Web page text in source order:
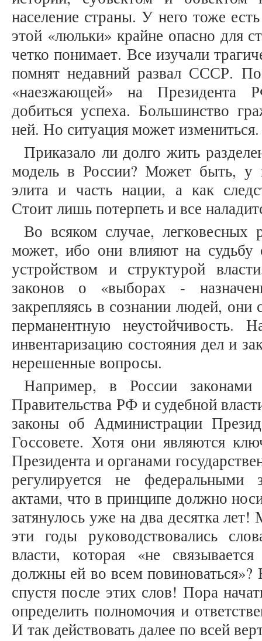
население страны. У него тоже
этой «люльки» крайне опасно для
четко понимает. Все изучали
помнят недавний развал СССР.
«наезжающей» на Президента
добиться успеха. Большинство
ней. Но ситуация может
Приказало ли долго жить
модель в России? Может быть, у
элита и часть нации, а как
Стоит лишь потерпеть и все
Во всяком случае,
может, ибо они влияют на
устройством и структурой
законов о «выборах -
закрепляясь в сознании людей,
перманентную неустойчивость.
инвентаризацию состояния дел и
нерешенные вопросы.
Например, в России законами
Правительства РФ и судебной
законы об Администрации
Госсовете. Хотя они являются
Президента и органами
регулируется не федеральными
актами, что в принципе должно
затянулось уже на два десятка
эти годы руководствовались
власти, которая «не
должны ей во всем
спустя после этих слов! Пора
определить полномочия и
И так действовать далее по всей